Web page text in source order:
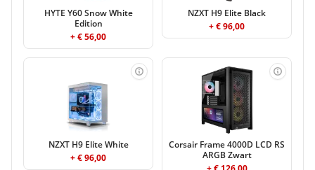
HYTE Y60 Snow White
Edition
+ € 56,00
NZXT H9 Elite Black
+ € 96,00
NZXT H9 Elite White
+ € 96,00
Corsair Frame 4000D LCD RS
ARGB Zwart